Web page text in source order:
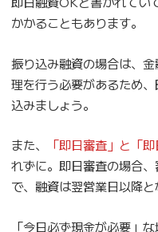
かかることもあります。
振り込み融資の場合は、
理を行う必要があるため
込みましょう。
また、 「即日審査」と「
れずに。即日審査の場合
で、融資は翌営業日以降と
「今日必ず現金が必要」